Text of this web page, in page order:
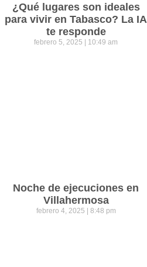
¿Qué lugares son ideales
para vivir en Tabasco? La IA
te responde
febrero 5, 2025 10:49 am
Noche de ejecuciones en
Villahermosa
febrero 4, 2025 8:48 pm